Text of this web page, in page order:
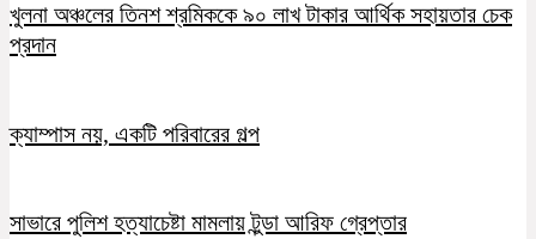
খুলনা অঞ্চলের তিনশ শ্রমিককে ৯০ লাখ টাকার আর্থিক সহায়তার চেক
প্রদান
ক্যাম্পাস নয়, একটি পরিবারের গল্প
সাভারে পুলিশ হত্যাচেষ্টা মামলায় টুন্ডা আরিফ গ্রেপ্তার